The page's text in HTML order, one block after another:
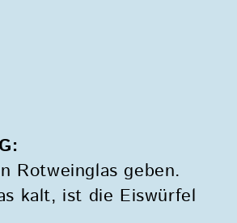
Rotweinglas geben.
kalt, ist die Eiswürfel